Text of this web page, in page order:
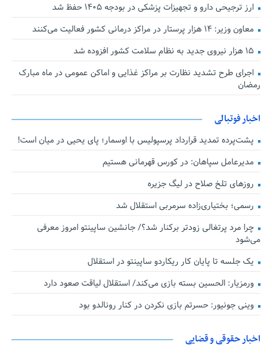
ارز ترجیحی دارو و تجهیزات پزشکی در بودجه ۱۴۰۵ حفظ شد
معاون وزیر: ۱۴ هزار پرستار در مراکز درمانی کشور فعالیت می‌کنند
۱۵ هزار نیروی جدید به نظام سلامت کشور افزوده شد
اجرای طرح تشدید نظارت بر مراکز غذایی و اماکن عمومی در ماه مبارک
رمضان
اخبار فوتبالی
پشت‌پرده تمدید قرارداد پرسپولیس با اوسمار؛ پای یحیی در میان است!
مدیرعامل سپاهان: در کورس قهرمانی هستیم
روزهای تلخ صلاح در لیگ جزیره
رسمی؛ بختیاری‌زاده سرمربی استقلال شد
چرا مرد پرتغالی زودتر برکنار شد؟/ جانشین ساپینتو امروز معرفی
می‌شود
یک جلسه تا پایان کار ریکاردو ساپینتو در استقلال
ورمزیار: الحسین بسته بازی می‌کند/ استقلال لیاقت صعود دارد
وینی جونیور: حسرتم بازی نکردن در کنار رونالدو بود
اخبار حقوقی و قضایی